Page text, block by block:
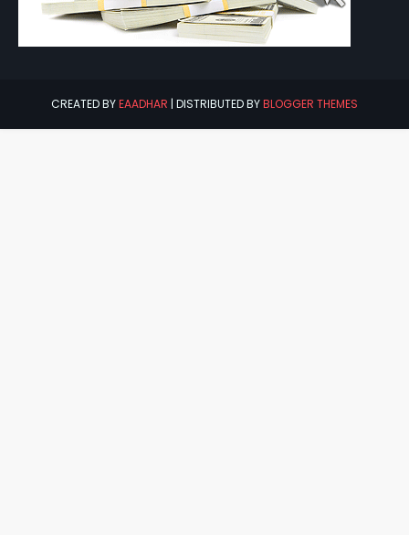
CREATED BYEAADHAR | DISTRIBUTED BYBLOGGER THEMES